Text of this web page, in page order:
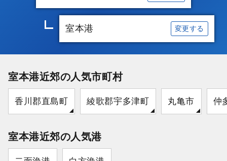
室本港 変更する
室本港近郊の人気市町村
香川郡直島町 綾歌郡宇多津町 丸亀市 仲
室本港近郊の人気港